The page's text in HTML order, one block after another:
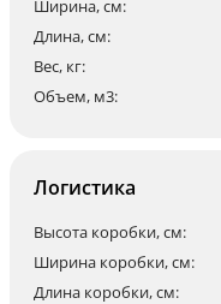
Ширина, см:
Длина, см:
Вес, кг:
Объем, м3:
Логистика
Высота коробки, см:
Ширина коробки, см:
Длина коробки, см: